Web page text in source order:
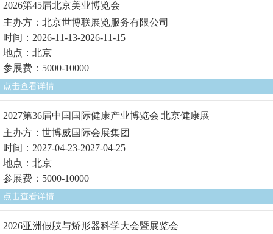
2026第45届北京美业博览会
主办方：北京世博联展览服务有限公司
时间：2026-11-13-2026-11-15
地点：北京
参展费：5000-10000
点击查看详情
2027第36届中国国际健康产业博览会|北京健康展
主办方：世博威国际会展集团
时间：2027-04-23-2027-04-25
地点：北京
参展费：5000-10000
点击查看详情
2026亚洲假肢与矫形器科学大会暨展览会